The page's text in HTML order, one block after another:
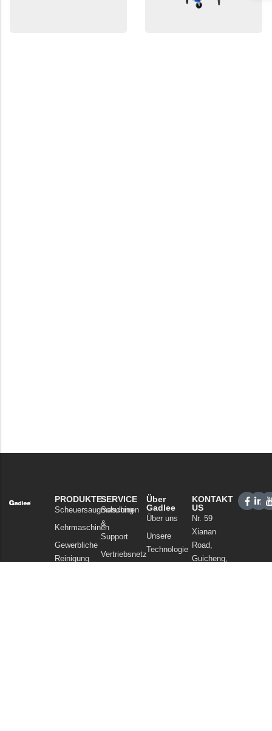
PRODUKTE
Scheuersaugmaschinen
Kehrmaschinen
Gewerbliche
Reinigung
SERVICE
Schulung
&
Support
Vertriebsnetz
Über
Gadlee
Über uns
Unsere
Technologie
KONTAKT
US
Nr. 59
Xianan
Road,
Guicheng,